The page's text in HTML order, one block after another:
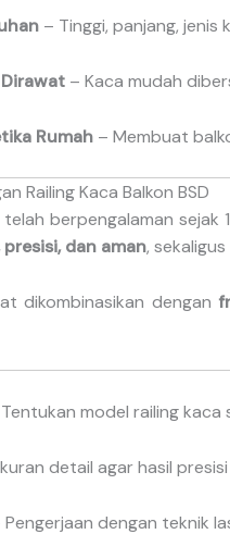
– Tinggi, panjang, jenis
– Kaca mudah
Rumah – Membuat
Railing Kaca Balkon BSD
berpengalaman sejak
dan aman,
dikombinasikan dengan
model railing kaca
detail agar hasil
Pengerjaan dengan teknik